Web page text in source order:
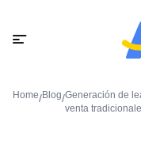
Home/Blog/Generación de
venta